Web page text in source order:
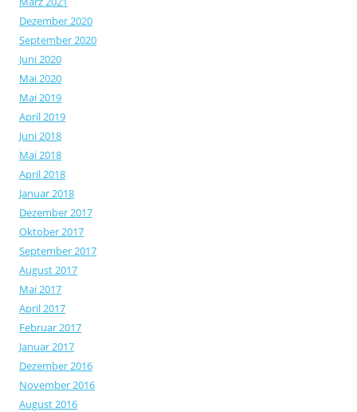
Dezember 2020
September 2020
Juni 2020
Mai 2020
Mai 2019
April 2019
Juni 2018
Mai 2018
April 2018
Januar 2018
Dezember 2017
Oktober 2017
September 2017
August 2017
Mai 2017
April 2017
Februar 2017
Januar 2017
Dezember 2016
November 2016
August 2016